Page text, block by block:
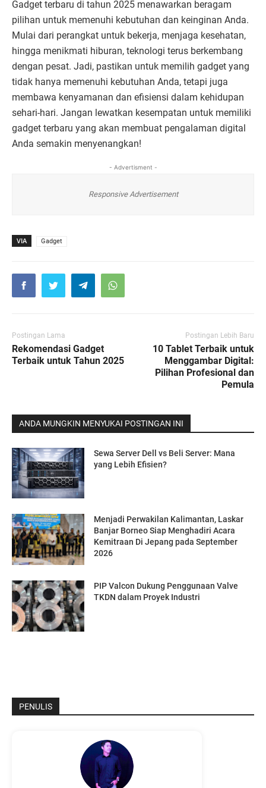
Gadget terbaru di tahun 2025 menawarkan beragam
pilihan untuk memenuhi kebutuhan dan keinginan Anda.
Mulai dari perangkat untuk bekerja, menjaga kesehatan,
hingga menikmati hiburan, teknologi terus berkembang
dengan pesat. Jadi, pastikan untuk memilih gadget yang
tidak hanya memenuhi kebutuhan Anda, tetapi juga
membawa kenyamanan dan efisiensi dalam kehidupan
sehari-hari. Jangan lewatkan kesempatan untuk memiliki
gadget terbaru yang akan membuat pengalaman digital
Anda semakin menyenangkan!
- Advertisment -
Responsive Advertisement
VIA Gadget
Postingan Lama
Rekomendasi Gadget
Terbaik untuk Tahun 2025
Postingan Lebih Baru
10 Tablet Terbaik untuk
Menggambar Digital:
Pilihan Profesional dan
Pemula
ANDA MUNGKIN MENYUKAI POSTINGAN INI
Sewa Server Dell vs Beli Server: Mana
yang Lebih Efisien?
Menjadi Perwakilan Kalimantan, Laskar
Banjar Borneo Siap Menghadiri Acara
Kemitraan Di Jepang pada September
2026
PIP Valcon Dukung Penggunaan Valve
TKDN dalam Proyek Industri
PENULIS